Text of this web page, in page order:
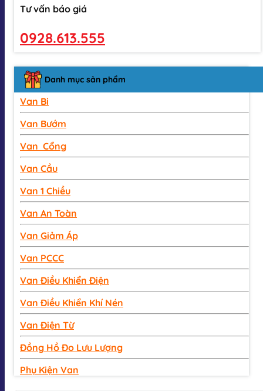
Tư vấn báo giá
0928.613.555
Danh mục sản phẩm
Van Bi
Van Bướm
Van Cổng
Van Cầu
Van 1 Chiều
Van An Toàn
Van Giảm Áp
Van PCCC
Van Điều Khiển Điện
Van Điều Khiển Khí Nén
Van Điện Từ
Đồng Hồ Đo Lưu Lượng
Phụ Kiện Van